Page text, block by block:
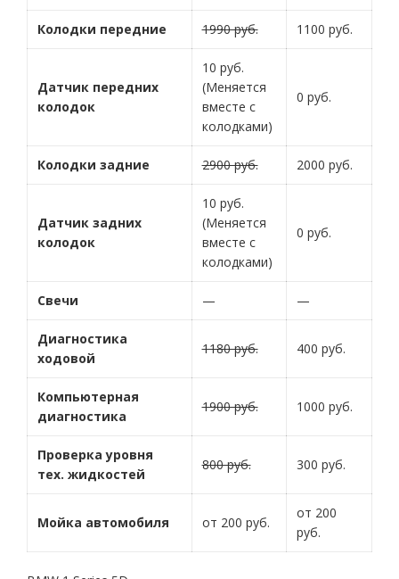
Колодки передние 1990 руб. 1100 руб.
Датчик передних
колодок
10 руб.
(Меняется
вместе с
колодками)
0 руб.
Колодки задние 2900 руб. 2000 руб.
Датчик задних
колодок
10 руб.
(Меняется
вместе с
колодками)
0 руб.
Свечи — —
Диагностика
ходовой
1180 руб. 400 руб.
Компьютерная
диагностика
1900 руб. 1000 руб.
Проверка уровня
тех. жидкостей
800 руб. 300 руб.
Мойка автомобиля от 200 руб.
от 200
руб.